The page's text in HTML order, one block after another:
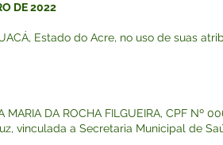
DE 2022
Estado do Acre, no uso de suas
MARIA DA ROCHA FILGUEIRA, CPF
vinculada a Secretaria Municipal de